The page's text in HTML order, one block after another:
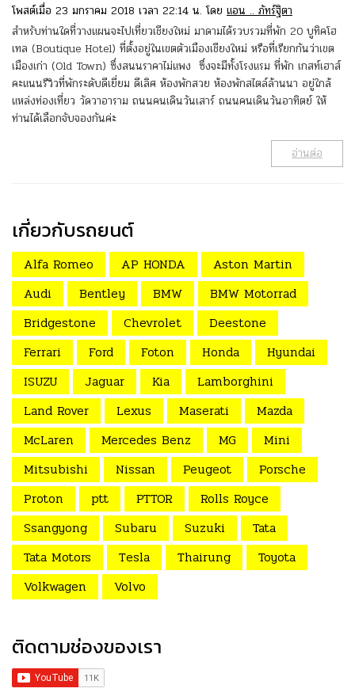
โพสต์เมื่อ 23 มกราคม 2018 เวลา 22:14 น. โดย แอน .. ภัทร์ฐิตา
สำหรับท่านใดที่วางแผนจะไปเที่ยวเชียงใหม่ มาดามได้รวบรวมที่พัก 20 บูทิคโฮ
เทล (Boutique Hotel) ที่ตั้งอยู่ในเขตตัวเมืองเชียงใหม่ หรือที่เรียกกันว่าเขต
เมืองเก่า (Old Town) ซึ่งสนนราคาไม่แพง ซึ่งจะมีทั้งโรงแรม ที่พัก เกสท์เฮาส์
คะแนนรีวิวที่พักระดับดีเยี่ยม ดีเลิศ ห้องพักสวย ห้องพักสไตล์ล้านนา อยู่ใกล้
แหล่งท่องเที่ยว วัดวาอาราม ถนนคนเดินวันเสาร์ ถนนคนเดินวันอาทิตย์ ให้
ท่านได้เลือกจับจองกันค่ะ
อ่านต่อ
เกี่ยวกับรถยนต์
Alfa Romeo AP HONDA
Aston Martin
Audi
Bentley BMW
BMW Motorrad
Bridgestone
Chevrolet
Deestone
Ferrari
Ford Foton Honda
Hyundai
ISUZU
Jaguar Kia
Lamborghini
Land Rover
Lexus Maserati
Mazda
McLaren
Mercedes Benz MG
Mini
Mitsubishi
Nissan Peugeot
Porsche
Proton
ptt PTTOR
Rolls Royce
Ssangyong
Subaru Suzuki
Tata
Tata Motors
Tesla Thairung
Toyota
Volkwagen
Volvo
ติดตามช่องของเรา